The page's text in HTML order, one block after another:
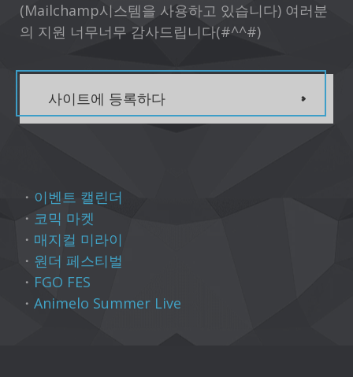
(Mailchamp시스템을 사용하고 있습니다) 여러분
의 지원 너무너무 감사드립니다(#^^#)
사이트에 등록하다
・ 이벤트 캘린더
・ 코믹 마켓
・ 매지컬 미라이
・ 원더 페스티벌
・ FGO FES
・ Animelo Summer Live